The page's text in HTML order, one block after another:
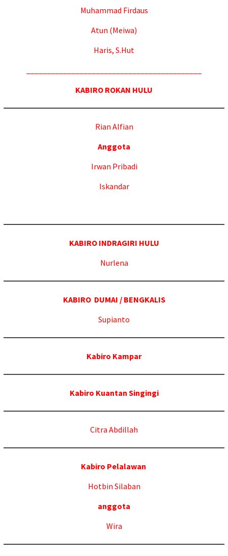
Muhammad Firdaus
Atun (Meiwa)
Haris, S.Hut
KABIRO ROKAN HULU
Rian Alfian
Anggota
Irwan Pribadi
Iskandar
KABIRO INDRAGIRI HULU
Nurlena
KABIRO DUMAI / BENGKALIS
Supianto
Kabiro Kampar
Kabiro Kuantan Singingi
Citra Abdillah
Kabiro Pelalawan
Hotbin Silaban
anggota
Wira